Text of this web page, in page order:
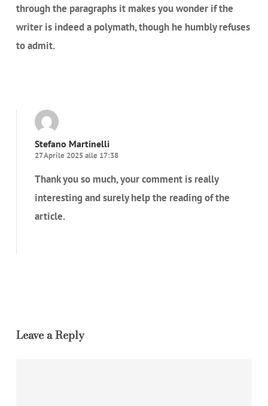
through the paragraphs it makes you wonder if the
writer is indeed a polymath, though he humbly refuses
to admit.
Stefano Martinelli
27 Aprile 2025 alle 17:38
Thank you so much, your comment is really
interesting and surely help the reading of the
article.
Leave a Reply